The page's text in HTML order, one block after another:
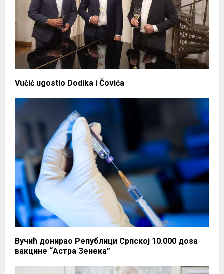
Vučić ugostio Dodika i Čovića
Вучић донирао Републици Српској 10.000 доза
вакцине “Астра Зенека”